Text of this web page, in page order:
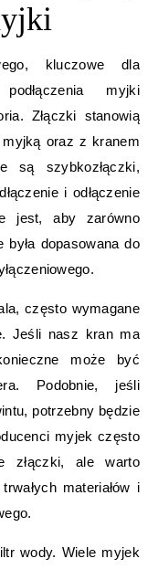
kluczowe dla
myjki
Złączki stanowią
oraz z kranem
są szybkozłączki,
i odłączenie
jest, aby zarówno
dopasowana do
często wymagane
Jeśli nasz kran ma
może być
Podobnie, jeśli
potrzebny będzie
myjek często
złączki, ale warto
materiałów i
wody. Wiele myjek